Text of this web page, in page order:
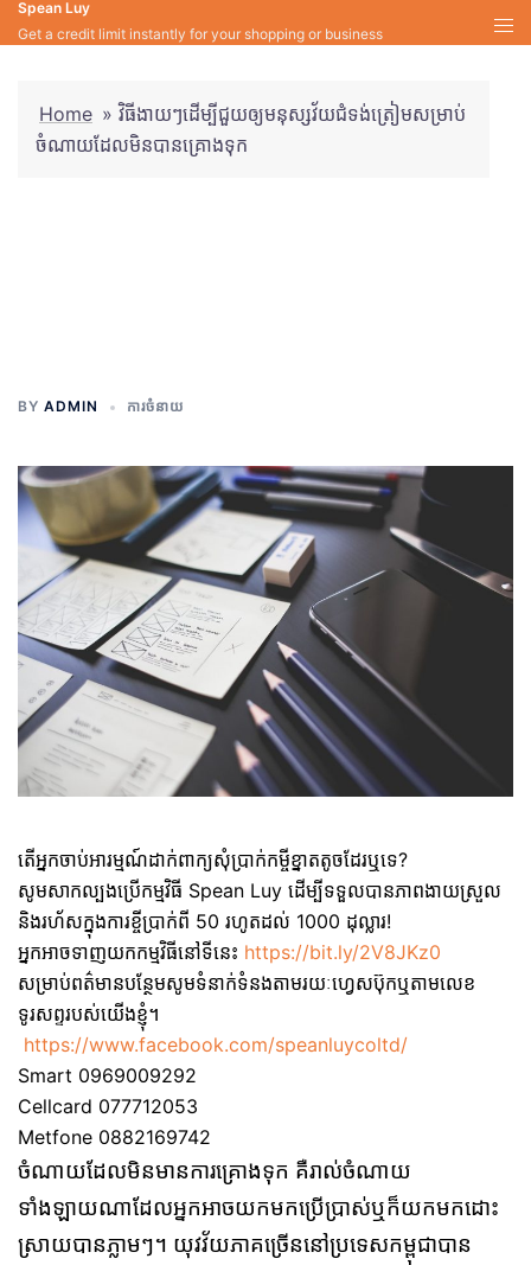
Skip
to
Spean Luy
Get a credit limit instantly for your shopping or business
Home » វិធីងាយៗដើម្បីជួយឲ្យមនុស្សវ័យជំទង់ត្រៀមសម្រាប់
ចំណាយដែលមិនបានគ្រោងទុក
BY ADMIN ការចំនាយ
តើអ្នកចាប់អារម្មណ៍ដាក់ពាក្យសុំប្រាក់កម្ចីខ្នាតតូចដែរឬទេ?
សូមសាកល្បងប្រើកម្មវិធី Spean Luy ដើម្បីទទួលបានភាពងាយស្រួល
និងរហ័សក្នុងការខ្ចីប្រាក់ពី 50 រហូតដល់ 1000 ដុល្លារ!
អ្នកអាចទាញយកកម្មវិធីនៅទីនេះ https://bit.ly/2V8JKz0
សម្រាប់ពត៌មានបន្ថែមសូមទំនាក់ទំនងតាមរយៈហ្វេសប៊ុកឬតាមលេខ
ទូរសព្ទរបស់យើងខ្ញុំ។
https://www.facebook.com/speanluycoltd/
Smart 0969009292
Cellcard 077712053
Metfone 0882169742
ចំណាយដែលមិនមានការគ្រោងទុក គឺរាល់ចំណាយ
ទាំងឡាយណាដែលអ្នកអាចយកមកប្រើប្រាស់​ឬក៏យកមកដោះ
ស្រាយបានភ្លាមៗ។ យុវវ័យភាគច្រើននៅប្រទេសកម្ពុជាបាន